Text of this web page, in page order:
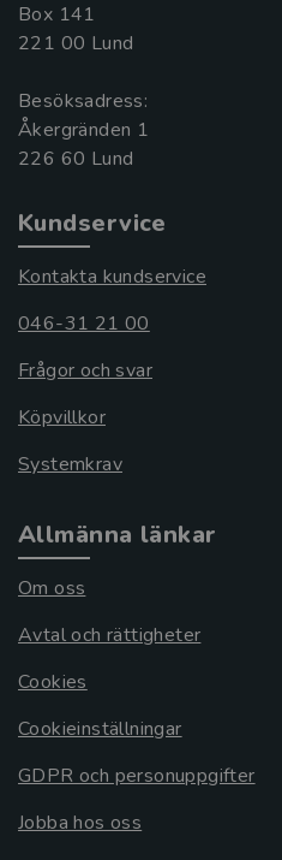
Box 141
221 00 Lund
Besöksadress:
Åkergränden 1
Kundservice
Kontakta kundservice
046-31 21 00
Frågor och svar
Köpvillkor
Systemkrav
Allmänna länkar
Om oss
Avtal och rättigheter
Cookies
Cookieinställningar
GDPR och personuppgifter
Jobba hos oss